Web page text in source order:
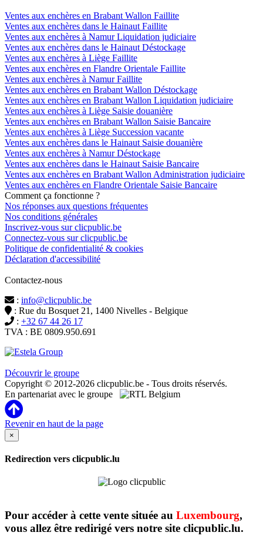
Ventes aux enchères en Brabant Wallon Faillite
Ventes aux enchères dans le Hainaut Faillite
Ventes aux enchères à Namur Liquidation judiciaire
Ventes aux enchères dans le Hainaut Déstockage
Ventes aux enchères à Liège Faillite
Ventes aux enchères en Flandre Orientale Faillite
Ventes aux enchères à Namur Faillite
Ventes aux enchères en Brabant Wallon Déstockage
Ventes aux enchères en Brabant Wallon Liquidation judiciaire
Ventes aux enchères à Liège Saisie douanière
Ventes aux enchères en Brabant Wallon Saisie Bancaire
Ventes aux enchères à Liège Succession vacante
Ventes aux enchères dans le Hainaut Saisie douanière
Ventes aux enchères à Namur Déstockage
Ventes aux enchères dans le Hainaut Saisie Bancaire
Ventes aux enchères en Brabant Wallon Administration judiciaire
Ventes aux enchères en Flandre Orientale Saisie Bancaire
Comment ça fonctionne ?
Nos réponses aux questions fréquentes
Nos conditions générales
Inscrivez-vous sur clicpublic.be
Connectez-vous sur clicpublic.be
Politique de confidentialité & cookies
Déclaration d'accessibilité
Contactez-nous
: info@clicpublic.be
: Rue du Bosquet 21, 1400 Nivelles - Belgique
: +32 67 44 26 17
TVA : BE 0809.950.691
Découvrir le groupe
Copyright © 2012-2026 clicpublic.be - Tous droits réservés.
En partenariat avec le groupe
Revenir en haut de la page
×
Redirection vers clicpublic.lu
Pour accéder à cette vente située au Luxembourg,
vous allez être redirigé vers notre site clicpublic.lu.